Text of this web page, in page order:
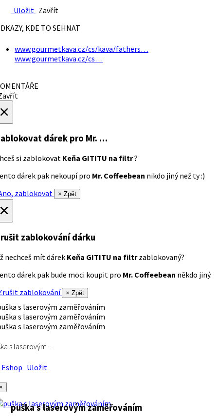
Uložit Zavřít
KDE TO SEHNAT
www.gourmetkava.cz/cs/kava/fathers…
www.gourmetkava.cz/cs…
dárek pro Mr. …
si zablokovat Keňa GITITU na filtr?
dárek pak nekoupí pro Mr. Coffeebean nikdo jiný než ty :)
zablokovat
× Zpět
zablokování dárku
nechceš mít dárek Keňa GITITU na filtrzablokovaný?
dárek pak bude moci koupit pro Mr. Coffeebean někdo jiný.
zablokování
× Zpět
s laserovým…
Uložit
puška s laserovým zaměřováním